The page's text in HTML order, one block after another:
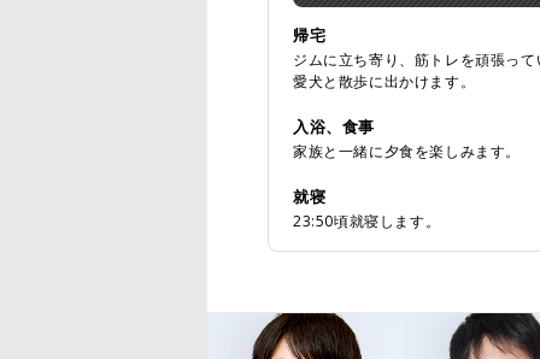
帰宅
ジムに立ち寄り、筋トレを頑張っ
愛犬と散歩に出かけます。
入浴、食事
家族と一緒に夕食を楽しみます。
就寝
23:50頃就寝します。